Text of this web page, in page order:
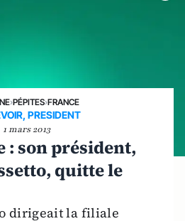
›PÉPITES›FRANCE
PRESIDENT
1 mars 2013
: son président,
quitte le
dirigeait la filiale